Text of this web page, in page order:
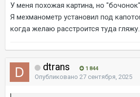
У меня похожая картина, но
Я мехманометр установил под
когда желаю расстроится туда гляжу...
dtrans 1 844
Опубликовано 27 сентября, 2025